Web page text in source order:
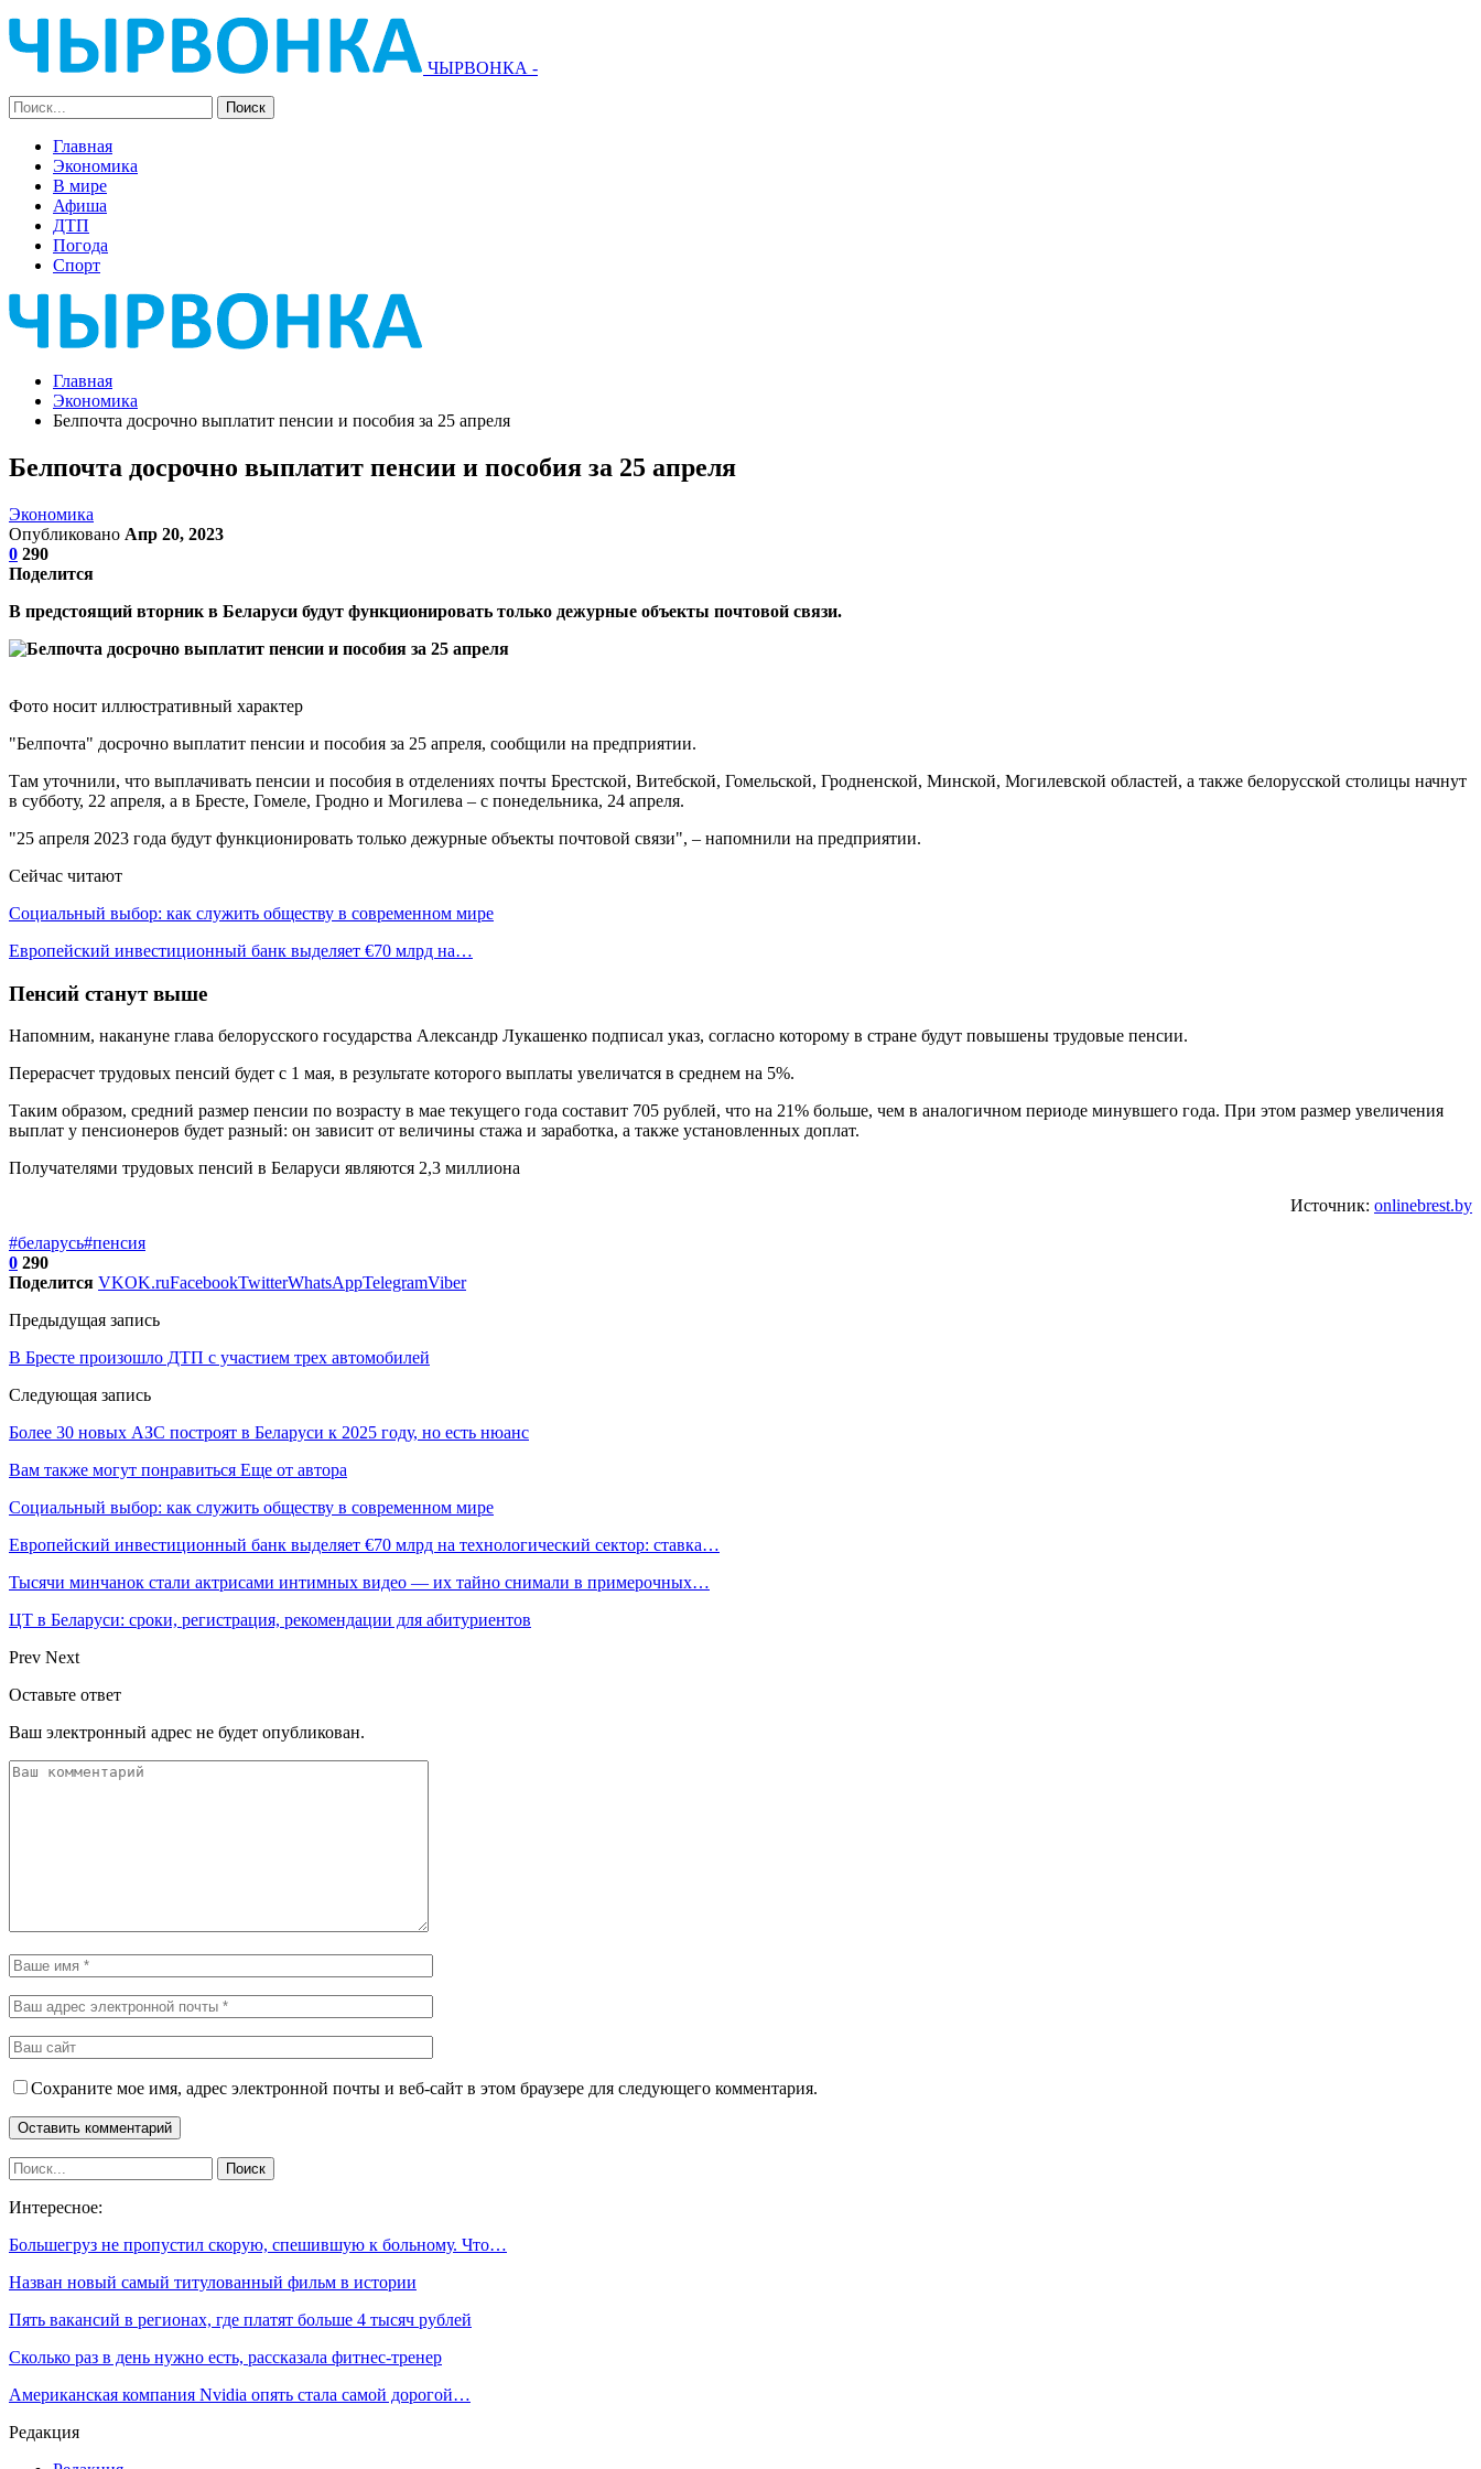
ЧЫРВОНКА -
Главная
Экономика
В мире
Афиша
ДТП
Погода
Спорт
Главная
Экономика
Белпочта досрочно выплатит пенсии и пособия за 25 апреля
Белпочта досрочно выплатит пенсии и пособия за 25 апреля
Экономика
Опубликовано Апр 20, 2023
0 290
Поделится
В предстоящий вторник в Беларуси будут функционировать только дежурные объекты почтовой связи.
Фото носит иллюстративный характер
"Белпочта" досрочно выплатит пенсии и пособия за 25 апреля, сообщили на предприятии.
Там уточнили, что выплачивать пенсии и пособия в отделениях почты Брестской, Витебской, Гомельской, Гродненской, Минской, Могилевской областей, а также белорусской столицы начнут
в субботу, 22 апреля, а в Бресте, Гомеле, Гродно и Могилева – с понедельника, 24 апреля.
"25 апреля 2023 года будут функционировать только дежурные объекты почтовой связи", – напомнили на предприятии.
Сейчас читают
Социальный выбор: как служить обществу в современном мире
Европейский инвестиционный банк выделяет €70 млрд на…
Пенсий станут выше
Напомним, накануне глава белорусского государства Александр Лукашенко подписал указ, согласно которому в стране будут повышены трудовые пенсии.
Перерасчет трудовых пенсий будет с 1 мая, в результате которого выплаты увеличатся в среднем на 5%.
Таким образом, средний размер пенсии по возрасту в мае текущего года составит 705 рублей, что на 21% больше, чем в аналогичном периоде минувшего года. При этом размер увеличения
выплат у пенсионеров будет разный: он зависит от величины стажа и заработка, а также установленных доплат.
Получателями трудовых пенсий в Беларуси являются 2,3 миллиона
Источник: onlinebrest.by
#беларусь#пенсия
0 290
Поделится VKOK.ruFacebookTwitterWhatsAppTelegramViber
Предыдущая запись
В Бресте произошло ДТП с участием трех автомобилей
Следующая запись
Более 30 новых АЗС построят в Беларуси к 2025 году, но есть нюанс
Вам также могут понравиться Еще от автора
Социальный выбор: как служить обществу в современном мире
Европейский инвестиционный банк выделяет €70 млрд на технологический сектор: ставка…
Тысячи минчанок стали актрисами интимных видео — их тайно снимали в примерочных…
ЦТ в Беларуси: сроки, регистрация, рекомендации для абитуриентов
Prev Next
Оставьте ответ
Ваш электронный адрес не будет опубликован.
Сохраните мое имя, адрес электронной почты и веб-сайт в этом браузере для следующего комментария.
Интересное:
Большегруз не пропустил скорую, спешившую к больному. Что…
Назван новый самый титулованный фильм в истории
Пять вакансий в регионах, где платят больше 4 тысяч рублей
Сколько раз в день нужно есть, рассказала фитнес-тренер
Американская компания Nvidia опять стала самой дорогой…
Редакция